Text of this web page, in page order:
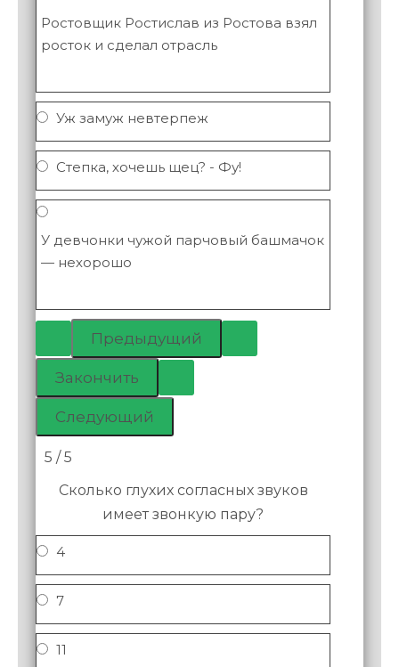
Ростовщик Ростислав из Ростова взял
росток и сделал отрасль
Уж замуж невтерпеж
Степка, хочешь щец? - Фу!
У девчонки чужой парчовый башмачок
— нехорошо
5 / 5
Сколько глухих согласных звуков
имеет звонкую пару?
4
7
11